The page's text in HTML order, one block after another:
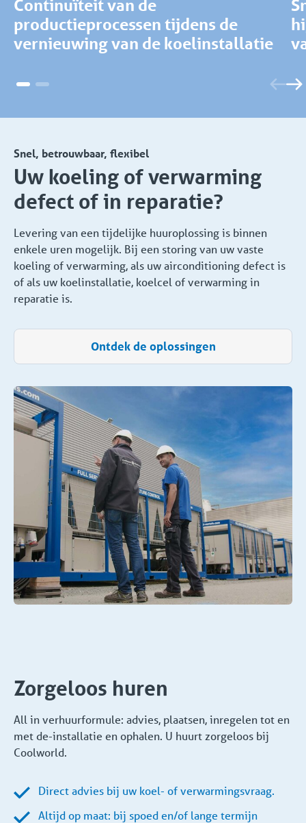
Continuïteit van de
productieprocessen tijdens de
vernieuwing van de koelinstallatie
Snel, betrouwbaar, flexibel
Uw koeling of verwarming
defect of in reparatie?
Levering van een tijdelijke huuroplossing is binnen
enkele uren mogelijk. Bij een storing van uw vaste
koeling of verwarming, als uw airconditioning defect is
of als uw koelinstallatie, koelcel of verwarming in
reparatie is.
Ontdek de oplossingen
Zorgeloos huren
All in verhuurformule: advies, plaatsen, inregelen tot en
met de-installatie en ophalen. U huurt zorgeloos bij
Coolworld.
Direct advies bij uw koel- of verwarmingsvraag.
Altijd op maat: bij spoed en/of lange termijn